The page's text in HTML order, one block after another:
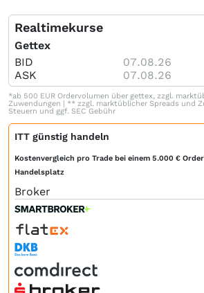
Realtimekurse
Gettex
BID 07.08.26
ASK
07.08.26
*ab 500 EUR Ordervolumen über gettex, zzgl.
Zuwendungen | ** zzgl. marktüblicher Spreads und
Steuern und ggf. SEC Gebühr
ITT günstig handeln
Kostenvergleich pro Trade bei einem 5.000 €
Handelsplatz
Broker